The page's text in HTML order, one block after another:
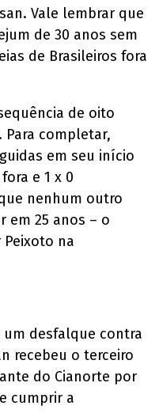
Vale lembrar que
de 30 anos sem
de Brasileiros fora
de oito
Para completar,
em seu início
e 1 x 0
nenhum outro
em 25 anos – o
na
desfalque contra
recebeu o terceiro
do Cianorte por
cumprir a